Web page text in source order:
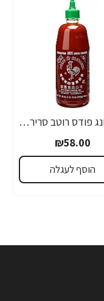
הוי פונג פודס רוטב סריראצ'ה פלפל צ'ילי חריף 793 גרם - מבית HUY FONG FOODS
₪58.00
הוסף לעגלה